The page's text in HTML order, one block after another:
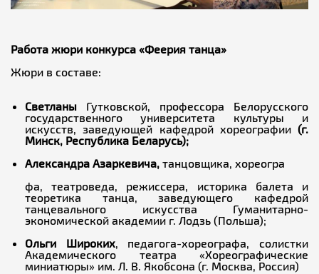
Работа жюри конкурса «Феерия танца»
Жюри в составе:
Светланы Гутковской, профессора Белорусского
государственного университета культуры и
искусств, заведующей кафедрой хореографии (г.
Минск, Республика Беларусь);
Александра Азаркевича, танцовщика, хореогра
фа, театроведа, режиссера, историка балета и
теоретика танца, заведующего кафедрой
танцевального искусства Гуманитарно-
экономической академии г. Лодзь (Польша);
Ольги Широких, педагога-хореографа, солистки
Академического театра «Хореографические
миниатюры» им. Л. В. Якобсона (г. Москва, Россия)